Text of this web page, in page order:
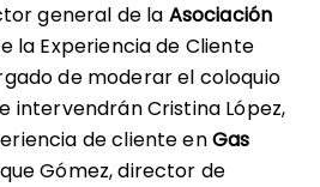
general de la Asociación
la Experiencia de Cliente
de moderar el coloquio
intervendrán Cristina López,
de cliente enGas
Gómez, director de